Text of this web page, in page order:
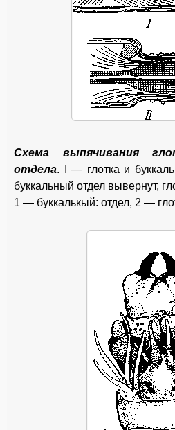
Схема выпячивания
отдела. I — глотка и
буккальный отдел вывернут,
1 — буккалькый: отдел, 2 —